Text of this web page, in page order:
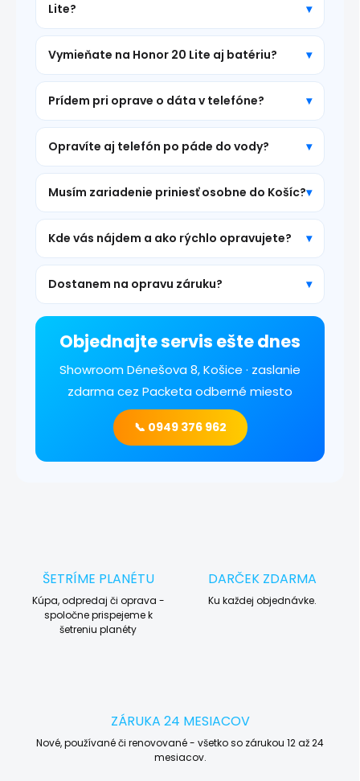
Lite?
Vymieňate na Honor 20 Lite aj batériu?
Prídem pri oprave o dáta v telefóne?
Opravíte aj telefón po páde do vody?
Musím zariadenie priniesť osobne do Košíc?
Kde vás nájdem a ako rýchlo opravujete?
Dostanem na opravu záruku?
Objednajte servis ešte dnes
Showroom Dénešova 8, Košice · zaslanie
zdarma cez Packeta odberné miesto
📞 0949 376 962
ŠETRÍME PLANÉTU
Kúpa, odpredaj či oprava -
spoločne prispejeme k
šetreniu planéty
DARČEK ZDARMA
Ku každej objednávke.
ZÁRUKA 24 MESIACOV
Nové, používané či renovované - všetko so zárukou 12 až 24
mesiacov.